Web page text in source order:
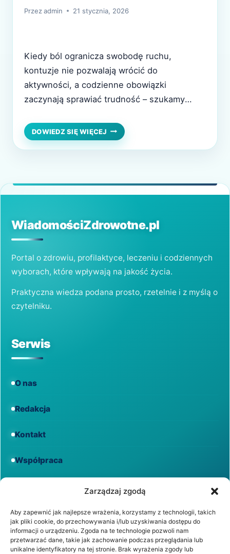
Zarządzaj zgodą
Aby zapewnić jak najlepsze wrażenia, korzystamy z technologii, takich
jak pliki cookie, do przechowywania i/lub uzyskiwania dostępu do
informacji o urządzeniu. Zgoda na te technologie pozwoli nam
przetwarzać dane, takie jak zachowanie podczas przeglądania lub
unikalne identyfikatory na tej stronie. Brak wyrażenia zgody lub
Przezadmin 21 stycznia, 2026
Kiedy ból ogranicza swobodę ruchu,
kontuzje nie pozwalają wrócić do
aktywności, a codzienne obowiązki
zaczynają sprawiać trudność – szukamy
komfort życia. Rehabilitacja Warszawa to
kompleksowy proces odzyskiwania i
dostosowaną do konkretnego przypadku. To
DOWIEDZ SIĘ WIĘCEJ REHABILITACJA
WARSZAWA
–
INDYWIDUALNYM
PODEJŚCIEM
WiadomościZdrowotne.pl
Portal o zdrowiu, profilaktyce, leczeniu i codziennych
wyborach, które wpływają na jakość życia.
Praktyczna wiedza podana prosto, rzetelnie i z myślą o
czytelniku.
Serwis
O nas
Redakcja
Kontakt
Współpraca
Regulamin